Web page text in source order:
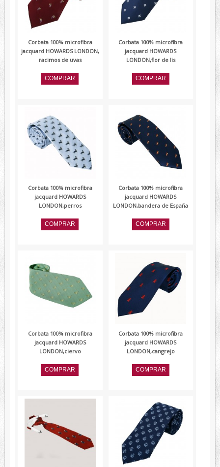
Corbata 100% microfibra
jacquard HOWARDS LONDON,
racimos de uvas
Corbata 100% microfibra
jacquard HOWARDS
LONDON,flor de lis
Corbata 100% microfibra
jacquard HOWARDS
LONDON,perros
Corbata 100% microfibra
jacquard HOWARDS
LONDON,bandera de España
Corbata 100% microfibra
jacquard HOWARDS
LONDON,ciervo
Corbata 100% microfibra
jacquard HOWARDS
LONDON,cangrejo